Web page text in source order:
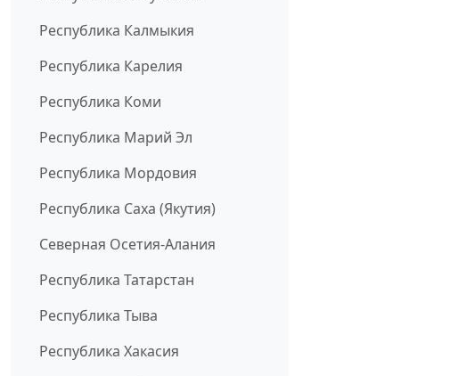
Республика Калмыкия
Республика Карелия
Республика Коми
Республика Марий Эл
Республика Мордовия
Республика Саха (Якутия)
Северная Осетия-Алания
Республика Татарстан
Республика Тыва
Республика Хакасия